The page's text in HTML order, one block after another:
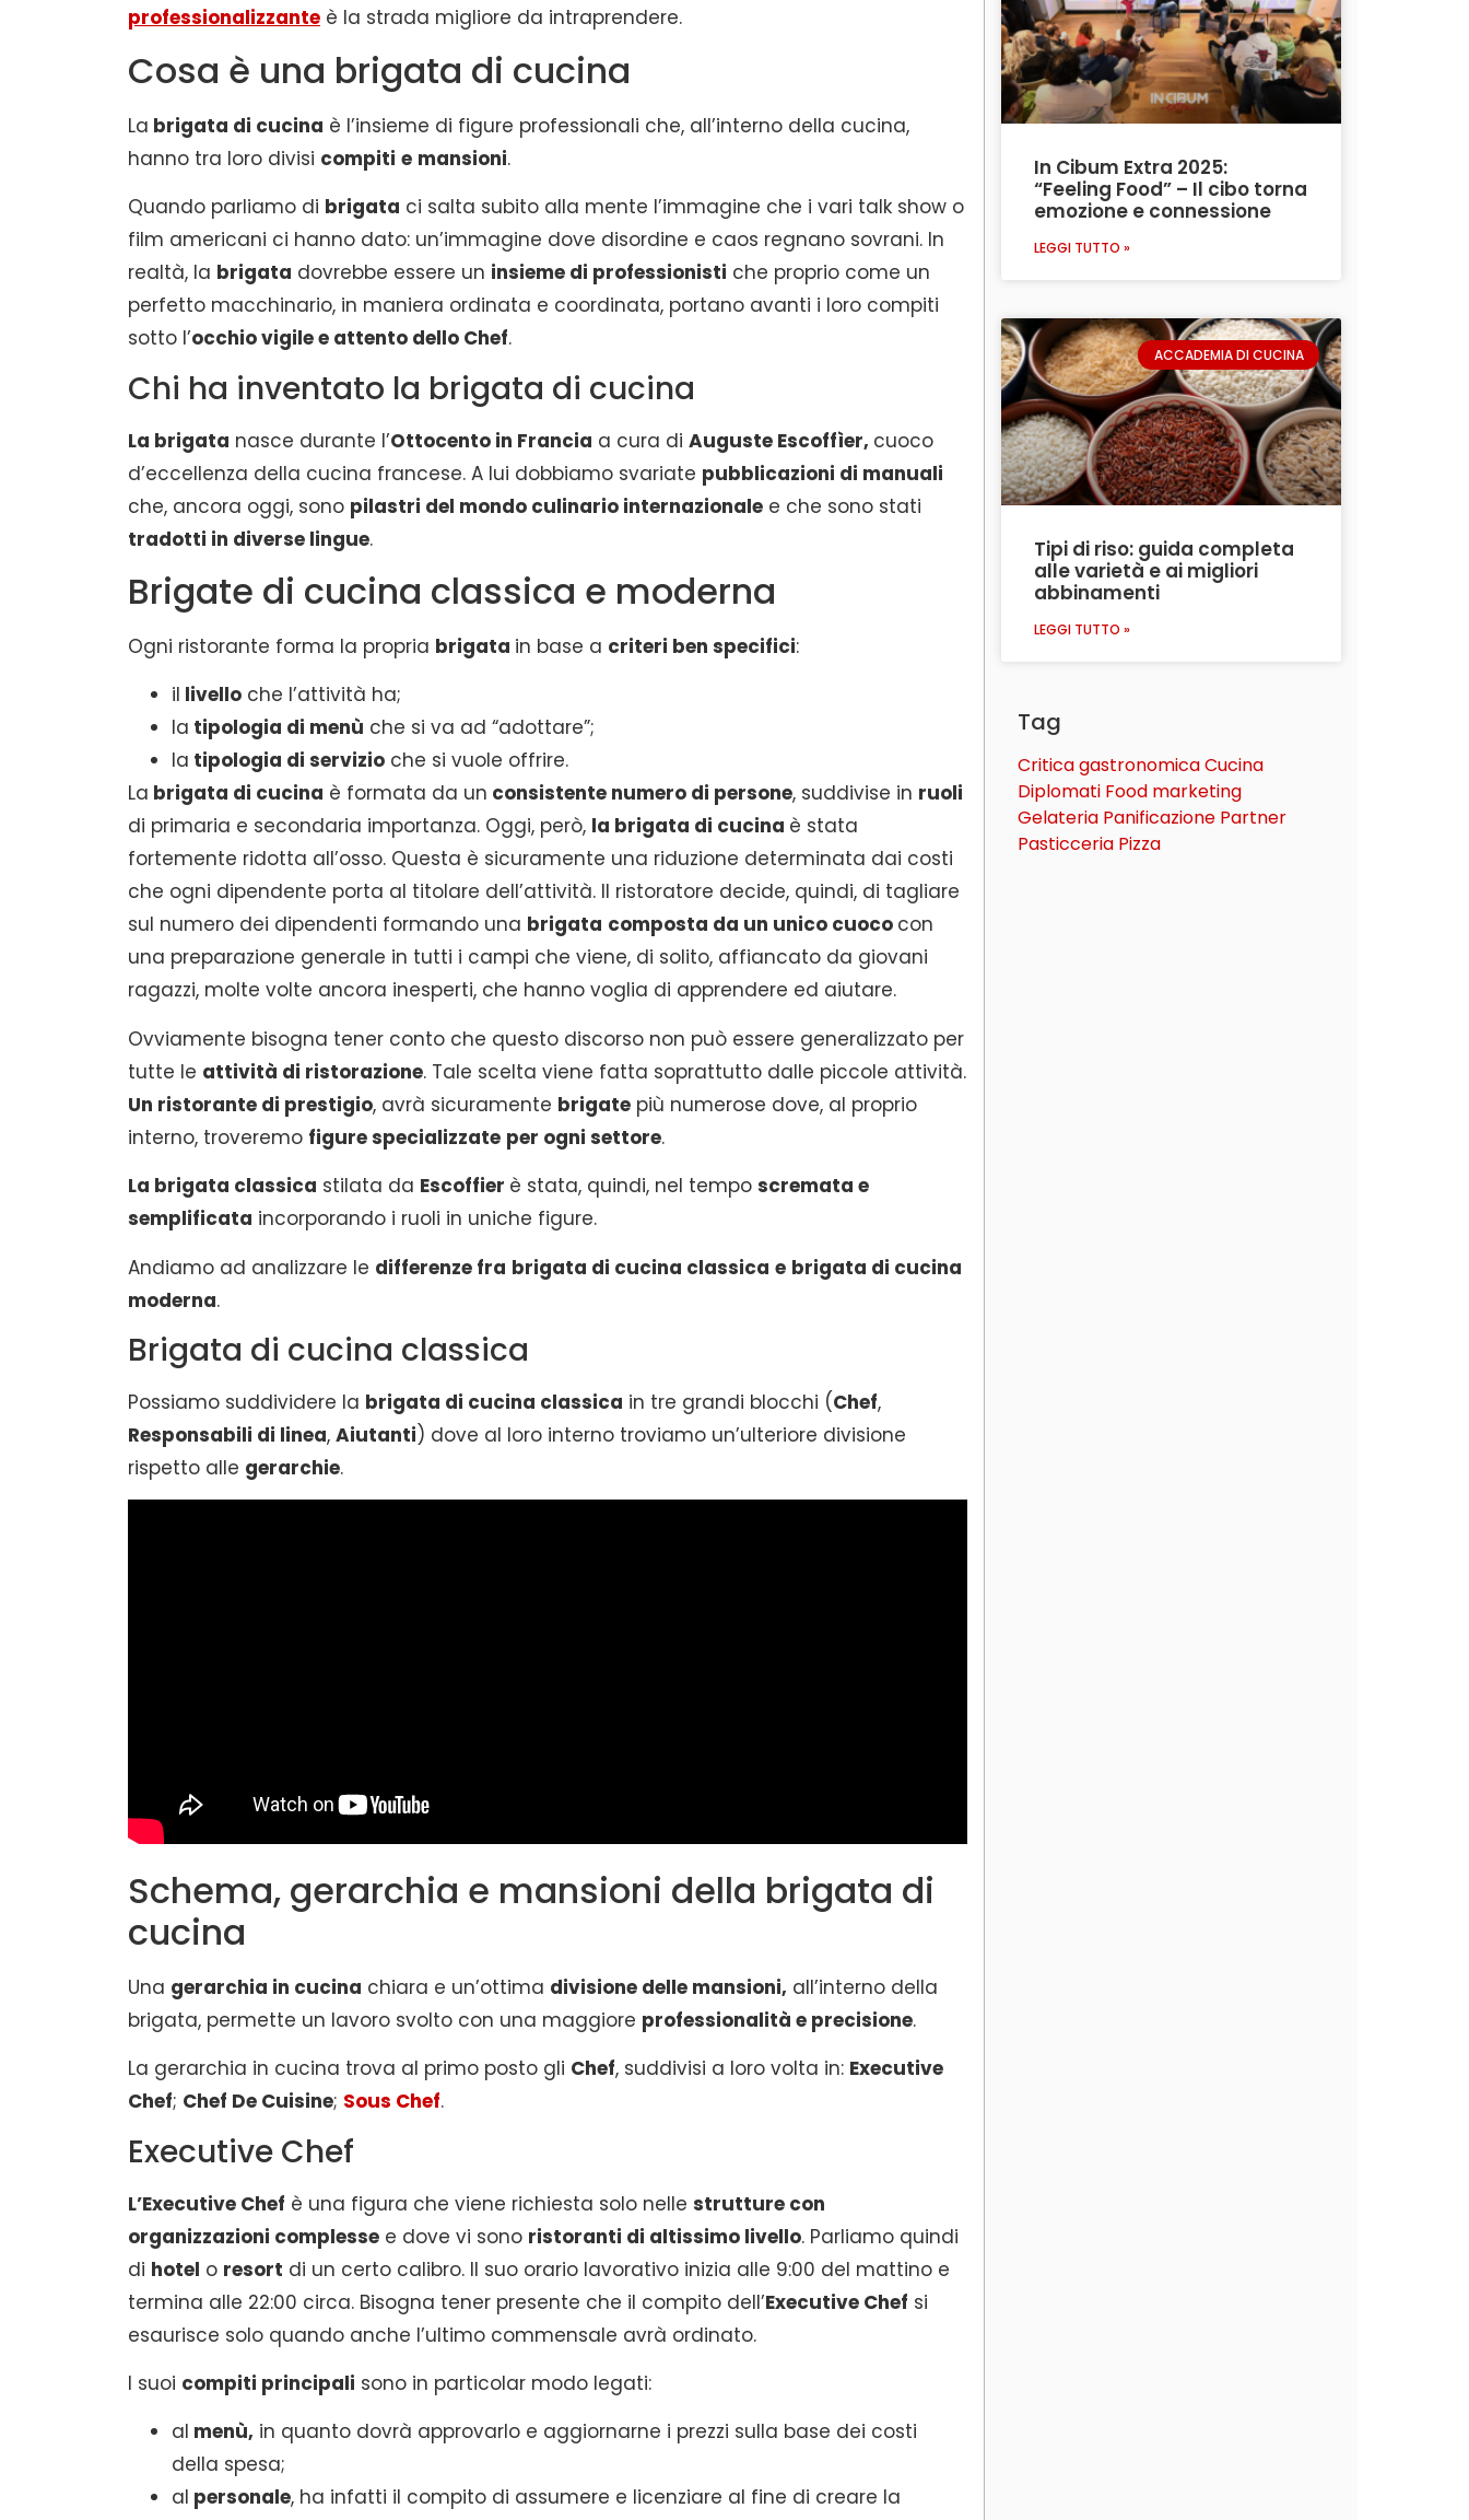
professionalizzante è la strada migliore da intraprendere.
Cosa è una brigata di cucina
La brigata di cucina è l’insieme di figure professionali che, all’interno della cucina,
hanno tra loro divisi compiti e mansioni.
Quando parliamo di brigata ci salta subito alla mente l’immagine che i vari talk show o
film americani ci hanno dato: un’immagine dove disordine e caos regnano sovrani. In
realtà, la brigata dovrebbe essere un insieme di professionisti che proprio come un
perfetto macchinario, in maniera ordinata e coordinata, portano avanti i loro compiti
sotto l’occhio vigile e attento dello Chef.
Chi ha inventato la brigata di cucina
La brigata nasce durante l’Ottocento in Francia a cura di Auguste Escoffìer, cuoco
d’eccellenza della cucina francese. A lui dobbiamo svariate pubblicazioni di manuali
che, ancora oggi, sono pilastri del mondo culinario internazionale e che sono stati
tradotti in diverse lingue.
Brigate di cucina classica e moderna
Ogni ristorante forma la propria brigata in base a criteri ben specifici:
il livello che l’attività ha;
la tipologia di menù che si va ad “adottare”;
la tipologia di servizio che si vuole offrire.
La brigata di cucina è formata da un consistente numero di persone, suddivise in ruoli
di primaria e secondaria importanza. Oggi, però, la brigata di cucina è stata
fortemente ridotta all’osso. Questa è sicuramente una riduzione determinata dai costi
che ogni dipendente porta al titolare dell’attività. Il ristoratore decide, quindi, di tagliare
sul numero dei dipendenti formando una brigata composta da un unico cuoco con
una preparazione generale in tutti i campi che viene, di solito, affiancato da giovani
ragazzi, molte volte ancora inesperti, che hanno voglia di apprendere ed aiutare.
Ovviamente bisogna tener conto che questo discorso non può essere generalizzato per
tutte le attività di ristorazione. Tale scelta viene fatta soprattutto dalle piccole attività.
Un ristorante di prestigio, avrà sicuramente brigate più numerose dove, al proprio
interno, troveremo figure specializzate per ogni settore.
La brigata classica stilata da Escoffier è stata, quindi, nel tempo scremata e
semplificata incorporando i ruoli in uniche figure.
Andiamo ad analizzare le differenze fra brigata di cucina classica e brigata di cucina
moderna.
Brigata di cucina classica
Possiamo suddividere la brigata di cucina classica in tre grandi blocchi (Chef,
Responsabili di linea, Aiutanti) dove al loro interno troviamo un’ulteriore divisione
rispetto alle gerarchie.
Schema, gerarchia e mansioni della brigata di
cucina
Una gerarchia in cucina chiara e un’ottima divisione delle mansioni, all’interno della
brigata, permette un lavoro svolto con una maggiore professionalità e precisione.
La gerarchia in cucina trova al primo posto gli Chef, suddivisi a loro volta in: Executive
Chef; Chef De Cuisine; Sous Chef.
Executive Chef
L’Executive Chef è una figura che viene richiesta solo nelle strutture con
organizzazioni complesse e dove vi sono ristoranti di altissimo livello. Parliamo quindi
di hotel o resort di un certo calibro. Il suo orario lavorativo inizia alle 9:00 del mattino e
termina alle 22:00 circa. Bisogna tener presente che il compito dell’Executive Chef si
esaurisce solo quando anche l’ultimo commensale avrà ordinato.
I suoi compiti principali sono in particolar modo legati:
al menù, in quanto dovrà approvarlo e aggiornarne i prezzi sulla base dei costi
della spesa;
al personale, ha infatti il compito di assumere e licenziare al fine di creare la
In Cibum Extra 2025:
“Feeling Food” – Il cibo torna
emozione e connessione
LEGGI TUTTO »
ACCADEMIA DI CUCINA
Tipi di riso: guida completa
alle varietà e ai migliori
abbinamenti
LEGGI TUTTO »
Tag
Critica gastronomicaCucina
Diplomati Food marketing
Gelateria Panificazione Partner
Pasticceria Pizza